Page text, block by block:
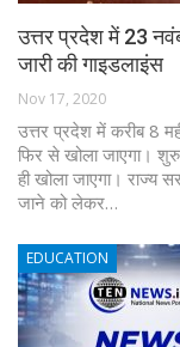
उत्तर प्रदेश में 23
जारी की गाइडलाइंस
Nov 17, 2020
उत्तर प्रदेश में करीब 8
फिर से खोला जाएगा।
ही खोला जाएगा। राज्य
जाने को लेकर…
EDUCATION